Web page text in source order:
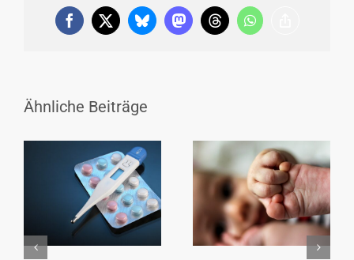
Facebook
X BlueskyMastodonThreadsWhatsApp
Ähnliche Beiträge